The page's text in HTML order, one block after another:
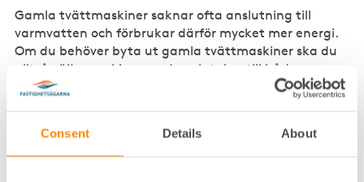
Consent Details About
Gamla tvättmaskiner saknar ofta anslutning till
varmvatten och förbrukar därför mycket mer energi.
Om du behöver byta ut gamla tvättmaskiner ska du
alltså välja maskiner med anslutning till både varm-
och kallvatten.
Torka med värmepumpsteknik
Nyckeln till att energieffektivisera torkutrustningen